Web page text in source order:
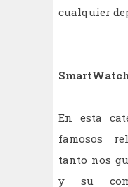
cualquier
En esta
famosos
tanto nos
y su